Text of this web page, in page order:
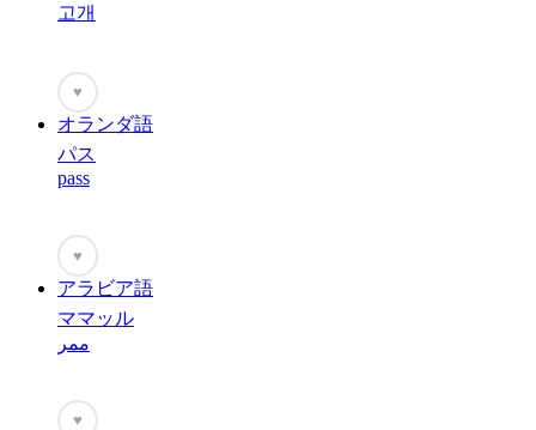
고개
♥
オランダ語
パス
pass
♥
アラビア語
ママッル
ممر
♥